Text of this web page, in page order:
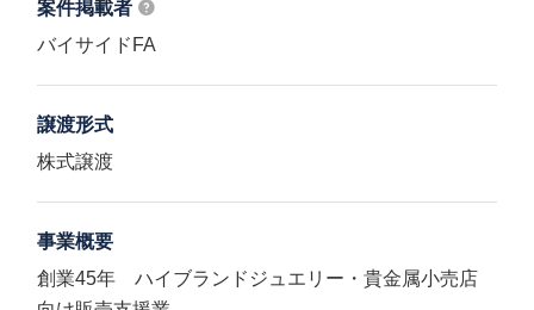
案件掲載者
バイサイドFA
譲渡形式
株式譲渡
事業概要
創業45年 ハイブランドジュエリー・貴金属小売店